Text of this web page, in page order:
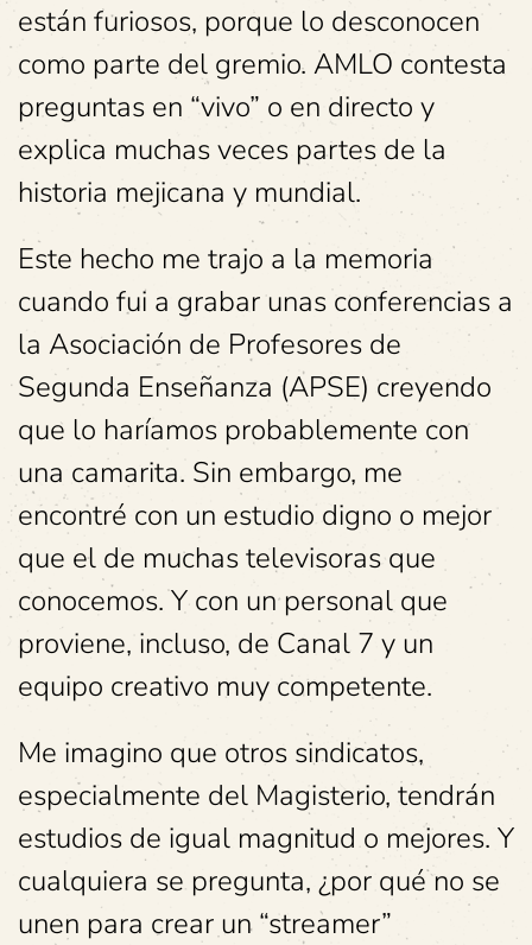
están furiosos, porque lo desconocen
como parte del gremio. AMLO contesta
preguntas en “vivo” o en directo y
explica muchas veces partes de la
historia mejicana y mundial.
Este hecho me trajo a la memoria
cuando fui a grabar unas conferencias a
la Asociación de Profesores de
Segunda Enseñanza (APSE) creyendo
que lo haríamos probablemente con
una camarita. Sin embargo, me
encontré con un estudio digno o mejor
que el de muchas televisoras que
conocemos. Y con un personal que
proviene, incluso, de Canal 7 y un
equipo creativo muy competente.
Me imagino que otros sindicatos,
especialmente del Magisterio, tendrán
estudios de igual magnitud o mejores. Y
cualquiera se pregunta, ¿por qué no se
unen para crear un “streamer”